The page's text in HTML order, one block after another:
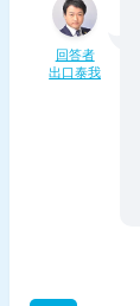
回答者
出口泰我